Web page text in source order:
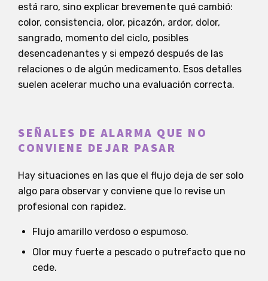
está raro, sino explicar brevemente qué cambió:
color, consistencia, olor, picazón, ardor, dolor,
sangrado, momento del ciclo, posibles
desencadenantes y si empezó después de las
relaciones o de algún medicamento. Esos detalles
suelen acelerar mucho una evaluación correcta.
SEÑALES DE ALARMA QUE NO
CONVIENE DEJAR PASAR
Hay situaciones en las que el flujo deja de ser solo
algo para observar y conviene que lo revise un
profesional con rapidez.
Flujo amarillo verdoso o espumoso.
Olor muy fuerte a pescado o putrefacto que no
cede.